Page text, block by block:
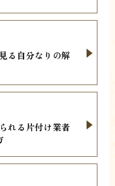
る自分なりの解
れる片付け業者